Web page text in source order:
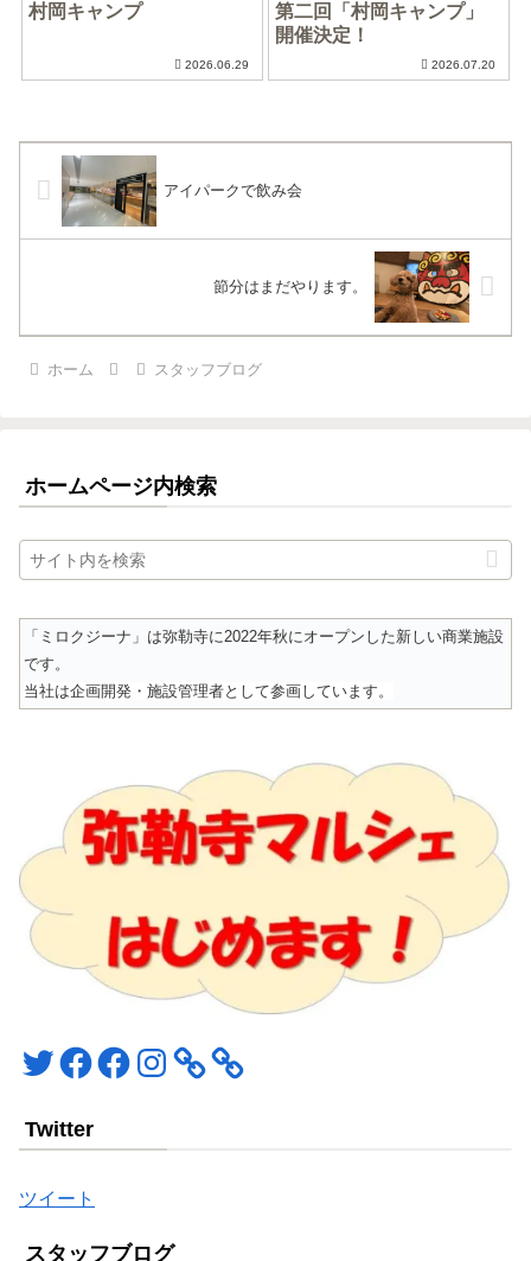
村岡キャンプ
2026.06.29
第二回「村岡キャンプ」
開催決定！
2026.07.20
アイパークで飲み会
節分はまだやります。
ホーム スタッフブログ
ホームページ内検索
「ミロクジーナ」は弥勒寺に2022年秋にオープンした新しい商業施設
です。
当社は企画開発・施設管理者として参画しています。
TwitterFacebookFacebookInstagram
Twitter
ツイート
スタッフブログ